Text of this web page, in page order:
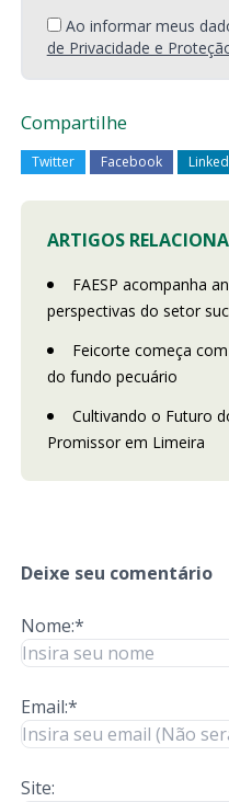
Ao informar meus
de Privacidade e
Compartilhe
Twitter Facebook
ARTIGOS
FAESP acompanha
perspectivas do setor
Feicorte começa
do fundo pecuário
Cultivando o Futuro
Promissor em Limeira
Deixe seu comentário
Nome:*
Email:*
Site: